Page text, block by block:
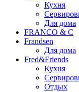
Кухня
Для дома
FRANCO & C
Frandsen
Для дома
Fred&Friends
Кухня
Отдых